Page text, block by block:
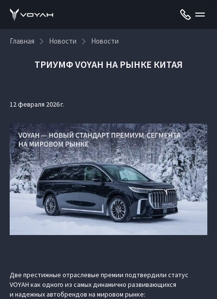
Главная Новости Новости
ТРИУМФ VOYAH НА РЫНКЕ КИТАЯ
12 февраля 2026 г.
Две престижные отраслевые премии подтвердили статус
VOYAH как одного из самых динамично развивающихся
и надежных автобрендов на мировом рынке: